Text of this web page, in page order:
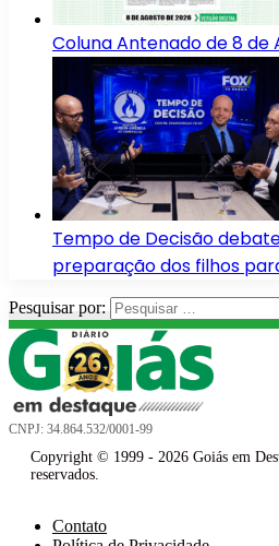
Coluna Antenado de 8 de
Tempo de Decisão
preparação dos filhos
Pesquisar por:
CNPJ: 34.864.532/0001-99
Copyright © 1999 - 2026 Goiás em
reservados.
Contato